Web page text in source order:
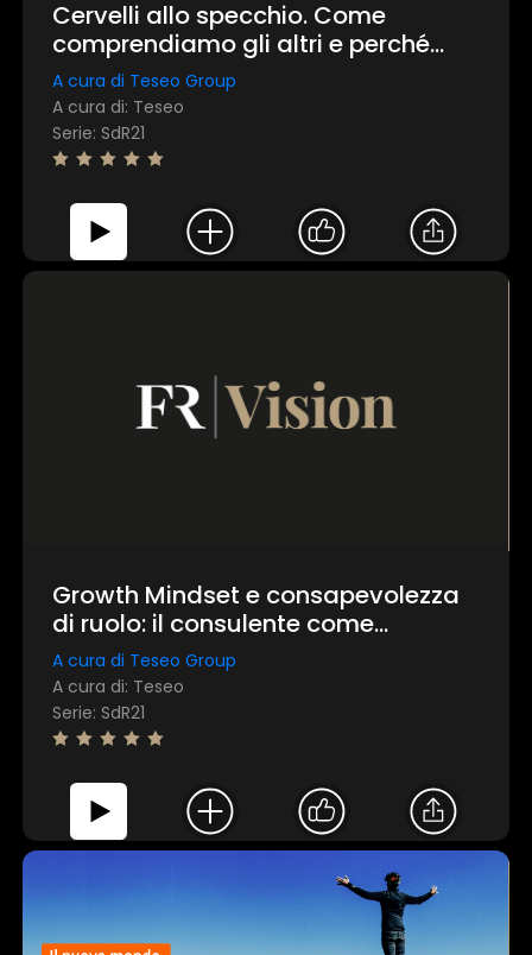
Cervelli allo specchio. Come
comprendiamo gli altri e perché
riusciamo a farlo
A cura di Teseo Group
A cura di: Teseo
Serie: SdR21
Growth Mindset e consapevolezza
di ruolo: il consulente come
protagonista della sostenibilità
A cura di Teseo Group
A cura di: Teseo
Serie: SdR21